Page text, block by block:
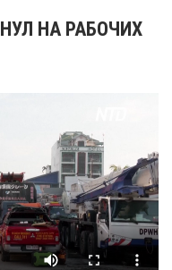
НА РАБОЧИХ